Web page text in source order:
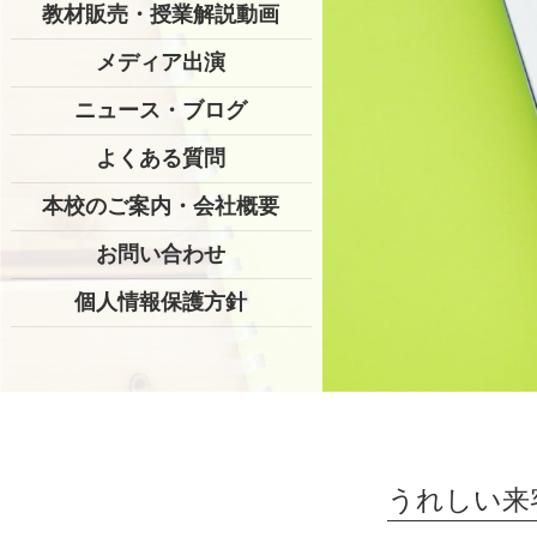
教材販売・授業解説動画
メディア出演
ニュース・ブログ
よくある質問
本校のご案内・会社概要
お問い合わせ
個人情報保護方針
うれしい